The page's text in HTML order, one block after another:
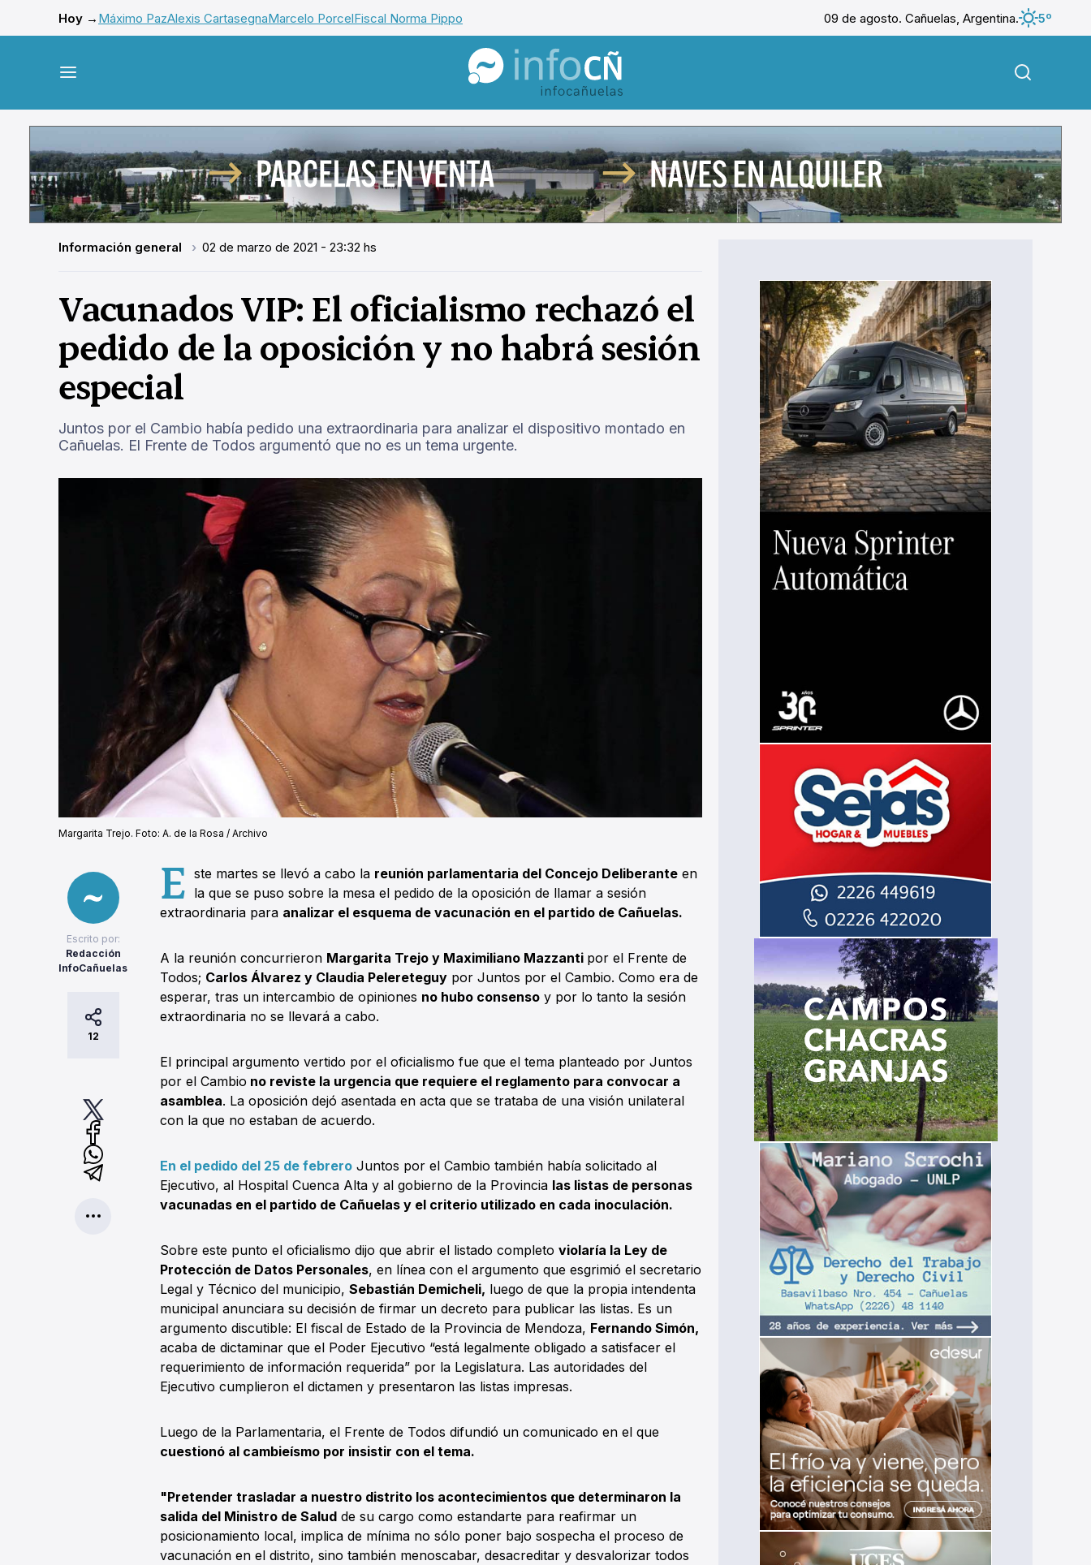
Hoy → Máximo PazAlexis CartasegnaMarcelo PorcelFiscal Norma Pippo 09 de agosto. Cañuelas, Argentina.
5º
InfoCañuelas
Información general 02 de marzo de 2021 - 23:32 hs
Vacunados VIP: El oficialismo rechazó el
pedido de la oposición y no habrá sesión
especial
Juntos por el Cambio había pedido una extraordinaria para analizar el dispositivo montado en
Cañuelas. El Frente de Todos argumentó que no es un tema urgente.
Margarita Trejo. Foto: A. de la Rosa / Archivo
Escrito por:
Redacción
InfoCañuelas
12
E ste martes se llevó a cabo la reunión parlamentaria del Concejo Deliberante en
la que se puso sobre la mesa el pedido de la oposición de llamar a sesión
extraordinaria para analizar el esquema de vacunación en el partido de Cañuelas.
A la reunión concurrieron Margarita Trejo y Maximiliano Mazzanti por el Frente de
Todos; Carlos Álvarez y Claudia Pelereteguy por Juntos por el Cambio. Como era de
esperar, tras un intercambio de opiniones no hubo consenso y por lo tanto la sesión
extraordinaria no se llevará a cabo.
El principal argumento vertido por el oficialismo fue que el tema planteado por Juntos
por el Cambio no reviste la urgencia que requiere el reglamento para convocar a
asamblea. La oposición dejó asentada en acta que se trataba de una visión unilateral
con la que no estaban de acuerdo.
En el pedido del 25 de febrero Juntos por el Cambio también había solicitado al
Ejecutivo, al Hospital Cuenca Alta y al gobierno de la Provincia las listas de personas
vacunadas en el partido de Cañuelas y el criterio utilizado en cada inoculación.
Sobre este punto el oficialismo dijo que abrir el listado completo violaría la Ley de
Protección de Datos Personales, en línea con el argumento que esgrimió el secretario
Legal y Técnico del municipio, Sebastián Demicheli, luego de que la propia intendenta
municipal anunciara su decisión de firmar un decreto para publicar las listas. Es un
argumento discutible: El fiscal de Estado de la Provincia de Mendoza, Fernando Simón,
acaba de dictaminar que el Poder Ejecutivo “está legalmente obligado a satisfacer el
requerimiento de información requerida” por la Legislatura. Las autoridades del
Ejecutivo cumplieron el dictamen y presentaron las listas impresas.
Luego de la Parlamentaria, el Frente de Todos difundió un comunicado en el que
cuestionó al cambieísmo por insistir con el tema.
"Pretender trasladar a nuestro distrito los acontecimientos que determinaron la
salida del Ministro de Salud de su cargo como estandarte para reafirmar un
posicionamiento local, implica de mínima no sólo poner bajo sospecha el proceso de
vacunación en el distrito, sino también menoscabar, desacreditar y desvalorizar todos